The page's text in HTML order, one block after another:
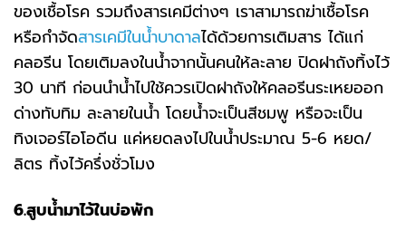
ของเชื้อโรค รวมถึงสารเคมีต่างๆ เราสามารถฆ่าเชื้อโรค
หรือกำจัดสารเคมีในน้ำบาดาลได้ด้วยการเติมสาร ได้แก่
คลอรีน โดยเติมลงในน้ำจากนั้นคนให้ละลาย ปิดฝาถังทิ้งไว้
30 นาที ก่อนนำน้ำไปใช้ควรเปิดฝาถังให้คลอรีนระเหยออก
ด่างทับทิม ละลายในน้ำ โดยน้ำจะเป็นสีชมพู หรือจะเป็น
ทิงเจอร์ไอโอดีน แค่หยดลงไปในน้ำประมาณ 5-6 หยด/
ลิตร ทิ้งไว้ครึ่งชั่วโมง
6.สูบน้ำมาไว้ในบ่อพัก